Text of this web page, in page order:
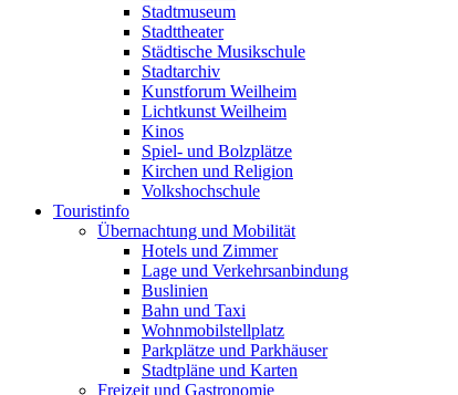
Stadtmuseum
Stadttheater
Städtische Musikschule
Stadtarchiv
Kunstforum Weilheim
Lichtkunst Weilheim
Kinos
Spiel- und Bolzplätze
Kirchen und Religion
Volkshochschule
Touristinfo
Übernachtung und Mobilität
Hotels und Zimmer
Lage und Verkehrsanbindung
Buslinien
Bahn und Taxi
Wohnmobilstellplatz
Parkplätze und Parkhäuser
Stadtpläne und Karten
Freizeit und Gastronomie